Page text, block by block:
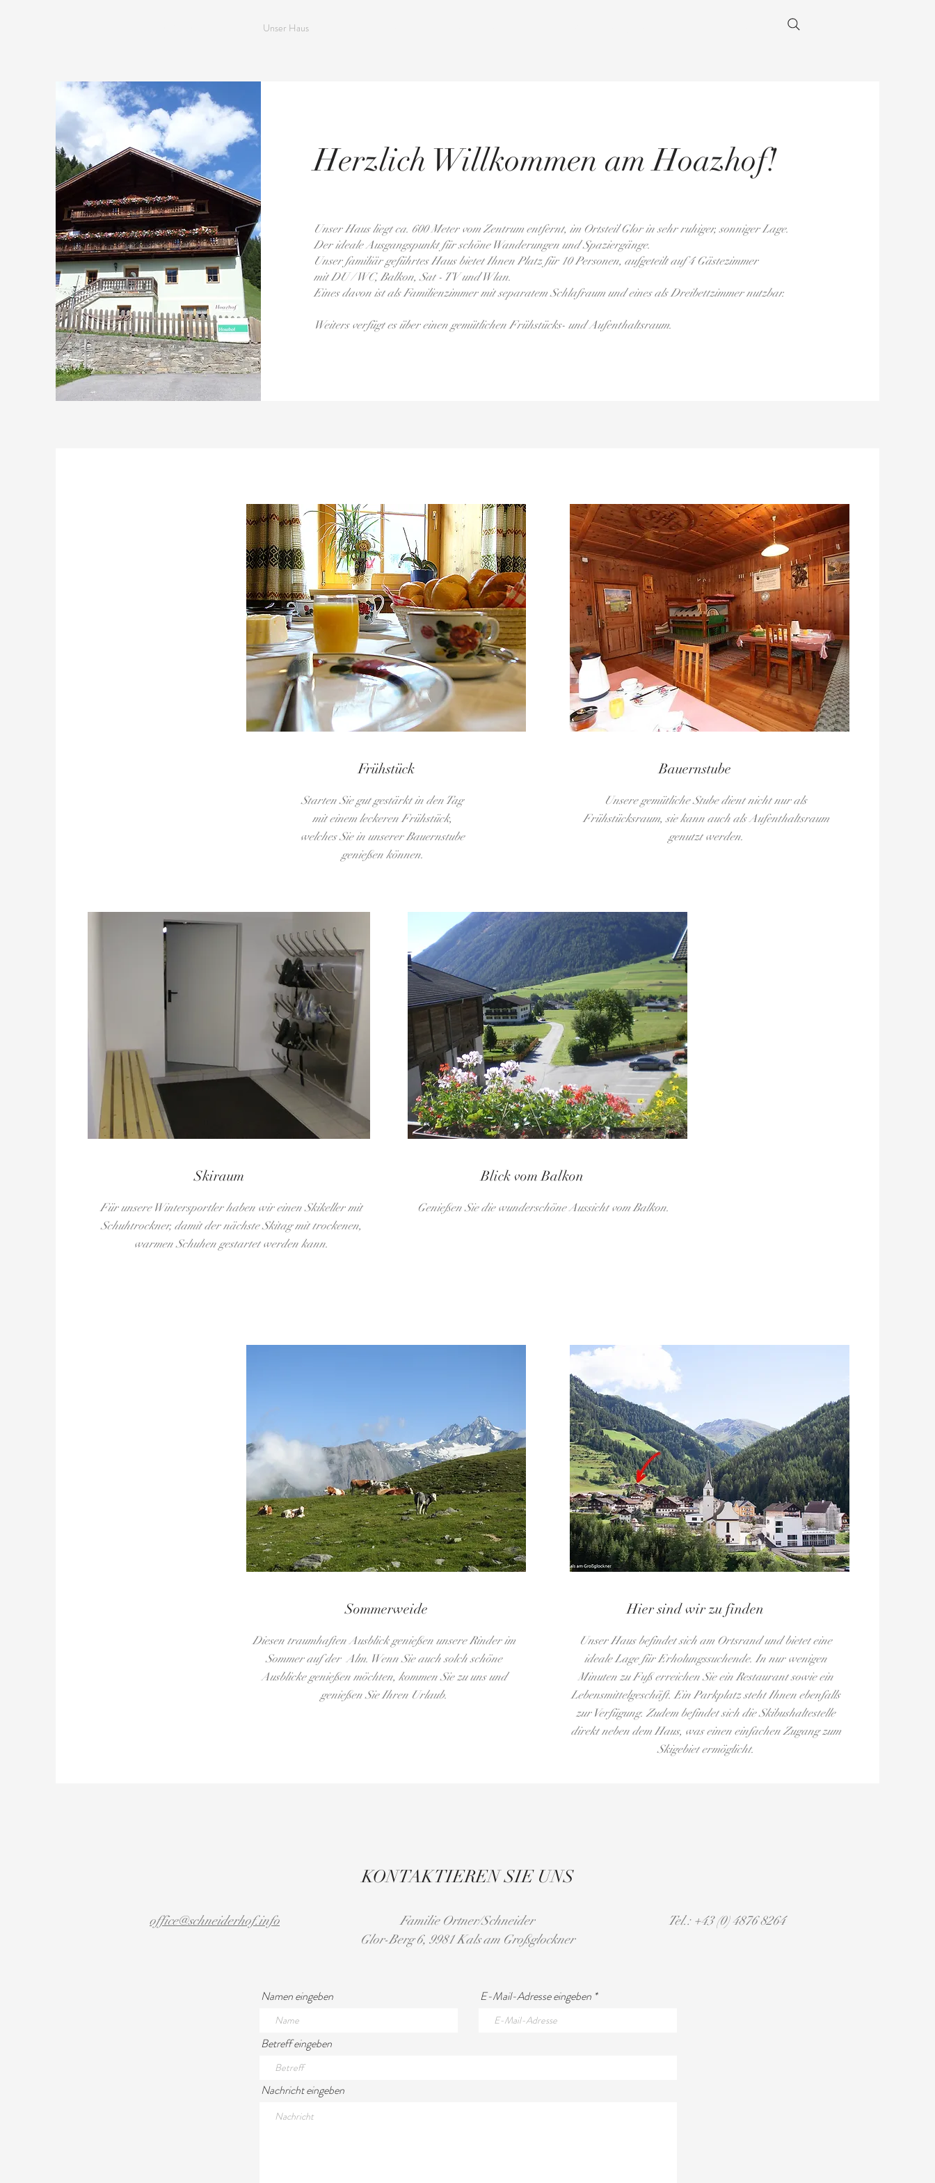
Unser Haus
Herzlich Willkommen am Hoazhof!
Unser Haus liegt ca. 600 Meter vom Zentrum entfernt, im Ortsteil Glor in sehr ruhiger, sonniger Lage.
Der ideale Ausgangspunkt für schöne Wanderungen und Spaziergänge.
Unser familiär geführtes Haus bietet Ihnen Platz für 10 Personen, aufgeteilt auf 4 Gästezimmer
mit DU / WC, Balkon, Sat - TV und Wlan.
Eines davon ist als Familienzimmer mit separatem Schlafraum und eines als Dreibettzimmer nutzbar.
Weiters verfügt es über einen gemütlichen Frühstücks- und Aufenthaltsraum.
Frühstück
Starten Sie gut gestärkt in den Tag
mit einem leckeren Frühstück,
welches Sie in unserer Bauernstube
genießen können.
Bauernstube
Unsere gemütliche Stube dient nicht nur als
Frühstücksraum, sie kann auch als Aufenthaltsraum
genutzt werden.
Skiraum
Für unsere Wintersportler haben wir einen Skikeller mit
Schuhtrockner, damit der nächste Skitag mit trockenen,
warmen Schuhen gestartet werden kann.
Blick vom Balkon
Genießen Sie die wunderschöne Aussicht vom Balkon.
Sommerweide
Diesen traumhaften Ausblick genießen unsere Rinder im
Sommer auf der Alm. Wenn Sie auch solch schöne
Ausblicke genießen möchten, kommen Sie zu uns und
genießen Sie Ihren Urlaub.
Hier sind wir zu finden
Unser Haus befindet sich am Ortsrand und bietet eine
ideale Lage für Erholungssuchende. In nur wenigen
Minuten zu Fuß erreichen Sie ein Restaurant sowie ein
Lebensmittelgeschäft. Ein Parkplatz steht Ihnen ebenfalls
zur Verfügung. Zudem befindet sich die Skibushaltestelle
direkt neben dem Haus, was einen einfachen Zugang zum
Skigebiet ermöglicht.
KONTAKTIEREN SIE UNS
Tel.: +43 (0) 4876 8264
office@schneiderhof.info
Familie Ortner/Schneider
Glor-Berg 6, 9981 Kals am Großglockner
Namen eingeben E-Mail-Adresse eingeben
Betreff eingeben
Nachricht eingeben